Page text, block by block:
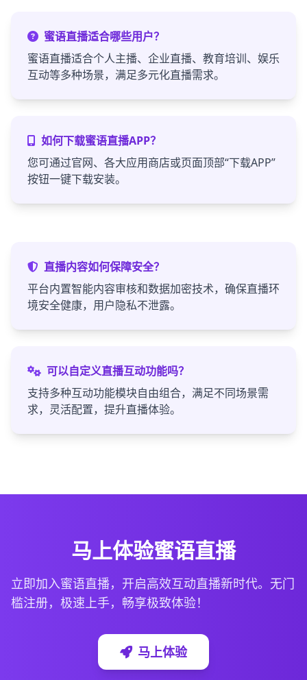
蜜语直播适合哪些用户？
蜜语直播适合个人主播、企业直播、教育培训、娱乐
互动等多种场景，满足多元化直播需求。
如何下载蜜语直播APP？
您可通过官网、各大应用商店或页面顶部“下载APP”
按钮一键下载安装。
直播内容如何保障安全？
平台内置智能内容审核和数据加密技术，确保直播环
境安全健康，用户隐私不泄露。
可以自定义直播互动功能吗？
支持多种互动功能模块自由组合，满足不同场景需
求，灵活配置，提升直播体验。
马上体验蜜语直播
立即加入蜜语直播，开启高效互动直播新时代。无门
槛注册，极速上手，畅享极致体验！
马上体验